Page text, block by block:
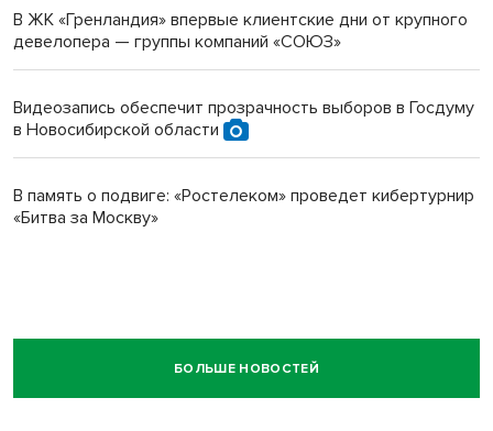
В ЖК «Гренландия» впервые клиентские дни от крупного
девелопера — группы компаний «СОЮЗ»
Видеозапись обеспечит прозрачность выборов в Госдуму
в Новосибирской области
В память о подвиге: «Ростелеком» проведет кибертурнир
«Битва за Москву»
БОЛЬШЕ НОВОСТЕЙ